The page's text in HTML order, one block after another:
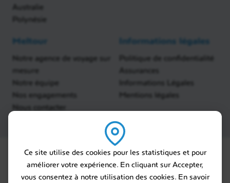
Ce site utilise des cookies pour les statistiques et pour
améliorer votre expérience. En cliquant sur Accepter,
vous consentez à notre utilisation des cookies. En savoir
Australie
Polynésie
Meltour
Notre agence de voyage sur
mesure
Notre équipe
Nos engagements
Nous contacter
Informations légales
Politique de confidentialité
Assurances
Informations Légales
Mentions légales